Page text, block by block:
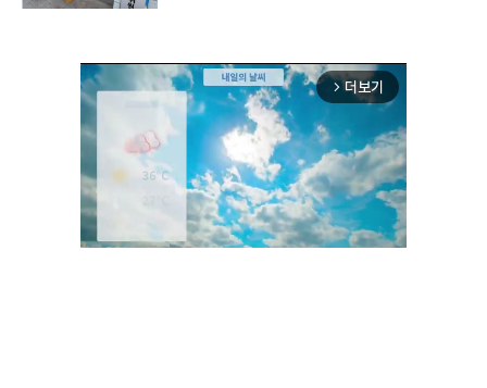
arrow_forward_ios 더보기